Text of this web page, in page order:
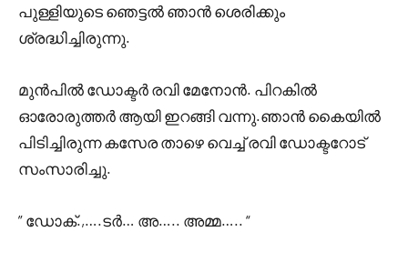
പുള്ളിയുടെ ഞെട്ടൽ ഞാൻ ശെരിക്കും
ശ്രദ്ധിച്ചിരുന്നു.
മുൻപിൽ ഡോക്ടർ രവി മേനോൻ. പിറകിൽ
ഓരോരുത്തർ ആയി ഇറങ്ങി വന്നു.ഞാൻ കൈയിൽ
പിടിച്ചിരുന്ന കസേര താഴെ വെച്ച് രവി ഡോക്ടറോട്
സംസാരിച്ചു.
” ഡോക്.,….ടർ… അ….. അമ്മ….. “